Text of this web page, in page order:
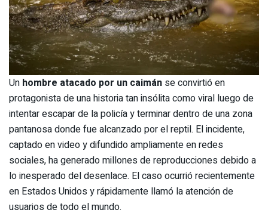
Un hombre atacado por un caimán se convirtió en
protagonista de una historia tan insólita como viral luego de
intentar escapar de la policía y terminar dentro de una zona
pantanosa donde fue alcanzado por el reptil. El incidente,
captado en video y difundido ampliamente en redes
sociales, ha generado millones de reproducciones debido a
lo inesperado del desenlace. El caso ocurrió recientemente
en Estados Unidos y rápidamente llamó la atención de
usuarios de todo el mundo.